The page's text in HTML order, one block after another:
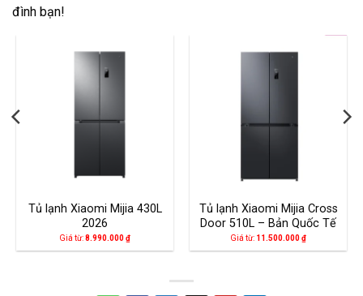
đình bạn!
Tủ lạnh Xiaomi Mijia 430L
2026
Giá từ:8.990.000₫
Tủ lạnh Xiaomi Mijia Cross
Door 510L – Bản Quốc Tế
Giá từ: 11.500.000₫